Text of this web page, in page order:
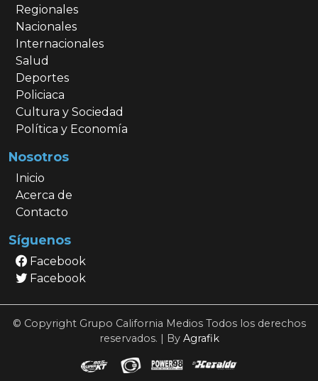
Regionales
Nacionales
Internacionales
Salud
Deportes
Policiaca
Cultura y Sociedad
Política y Economía
Nosotros
Inicio
Acerca de
Contacto
Síguenos
Facebook
Facebook
© Copyright Grupo California Medios Todos los derechos
reservados. | By Agrafik